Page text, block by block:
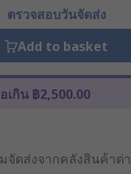
ตรวจสอบวันจัดส่ง
Add to basket
เกิน ฿2,500.00
จัดส่งจากคลังสินค้าต่า